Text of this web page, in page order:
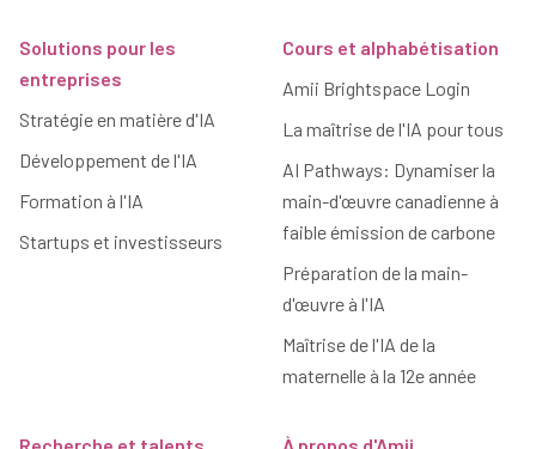
Solutions pour les
entreprises
Stratégie en matière d'IA
Développement de l'IA
Formation à l'IA
Startups et investisseurs
Cours et alphabétisation
Amii Brightspace Login
La maîtrise de l'IA pour tous
AI Pathways: Dynamiser la
main-d'œuvre canadienne à
faible émission de carbone
Préparation de la main-
d'œuvre à l'IA
Maîtrise de l'IA de la
maternelle à la 12e année